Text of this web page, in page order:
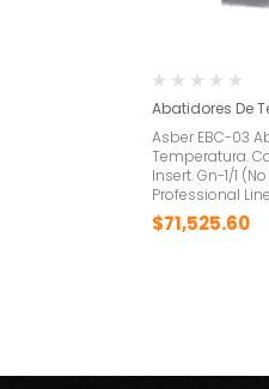
Abatidores De
Asber EBC-03
Temperatura.
Insert. Gn-1/1
Professional
$71,525.60